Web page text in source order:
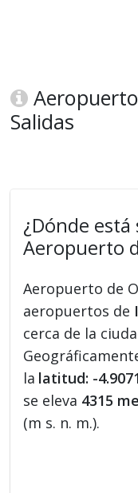
Salidas
¿Dónde
Aeropuerto
Aeropuerto de
aeropuertos de
cerca de la
la latitud: -
se eleva 4315
(m s. n. m.).